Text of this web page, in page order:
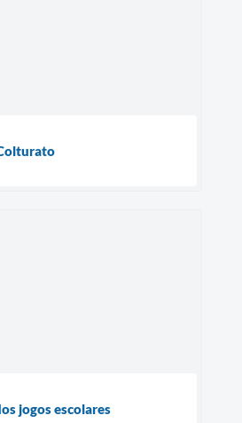
jogos escolares